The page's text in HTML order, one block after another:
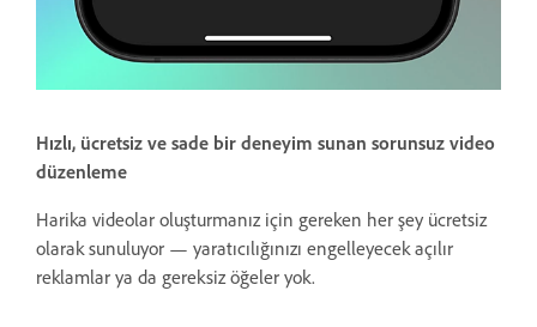
Hızlı, ücretsiz ve sade bir deneyim sunan sorunsuz video
düzenleme
Harika videolar oluşturmanız için gereken her şey ücretsiz
olarak sunuluyor — yaratıcılığınızı engelleyecek açılır
reklamlar ya da gereksiz öğeler yok.